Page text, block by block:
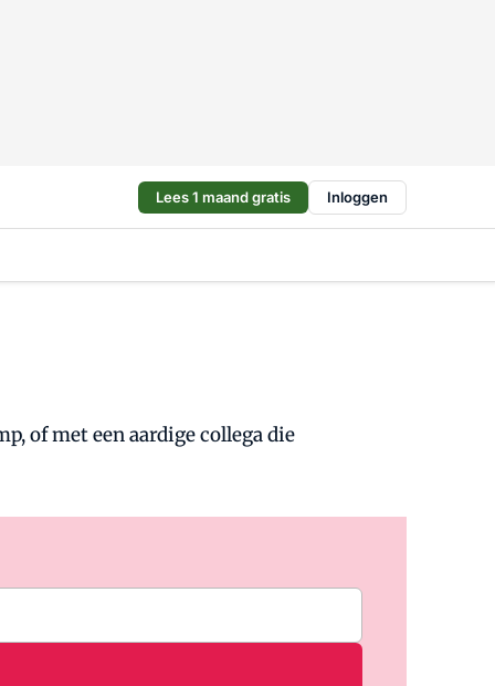
Lees 1 maand gratis Inloggen
of met een aardige collega die